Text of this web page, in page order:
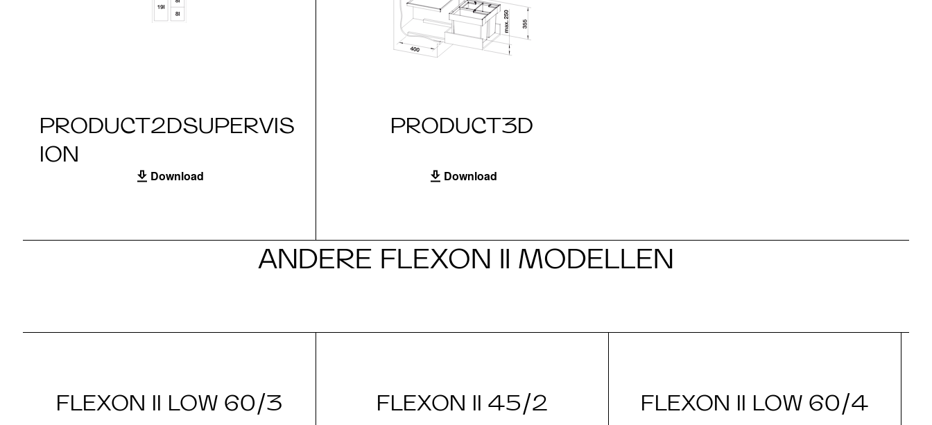
PRODUCT2DSUPERVIS
ION
Download
PRODUCT3D
Download
ANDERE FLEXON II MODELLEN
FLEXON II LOW 60/3 FLEXON II 45/2 FLEXON II LOW 60/4